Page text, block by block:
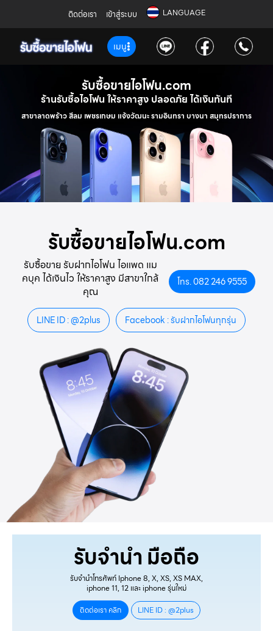
ติดต่อเรา เข้าสู่ระบบ LANGUAGE
เมนู
รับซื้อขายไอโฟน.com
ร้านรับซื้อไอโฟน ให้ราคาสูง ปลอดภัย ได้เงินทันที
สาขาลาดพร้าว สีลม เพชรเกษม แจ้งวัฒนะ รามอินทรา บางนา สมุทรปราการ
รับซื้อขายไอโฟน.com
รับซื้อขาย รับฝากไอโฟน ไอแพด แม
คบุค ได้เงินไว ให้ราคาสูง มีสาขาใกล้
คุณ
โทร. 082 246 9555
LINE ID : @2plus Facebook : รับฝากไอโฟนทุกรุ่น
รับจำนำ มือถือ
รับจำนำโทรศัพท์ Iphone 8, X, XS, XS MAX,
iphone 11, 12 และ iphone รุ่นใหม่
ติดต่อเรา คลิก
LINE ID : @2plus